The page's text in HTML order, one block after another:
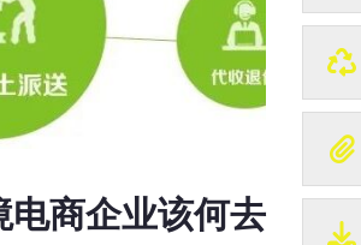
电商企业该何去